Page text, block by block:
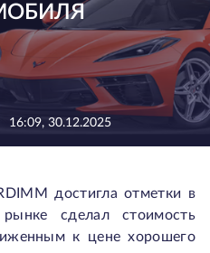
16:09, 30.12.2025
достигла отметки в
сделал стоимость
к цене хорошего